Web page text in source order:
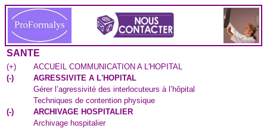
SANTE
(+)
ACCUEIL COMMUNICATION A L'HOPITAL
(-)
AGRESSIVITE A L'HOPITAL
Gérer l’agressivité des interlocuteurs à l’hôpital
Techniques de contention physique
(-)
ARCHIVAGE HOSPITALIER
Archivage hospitalier